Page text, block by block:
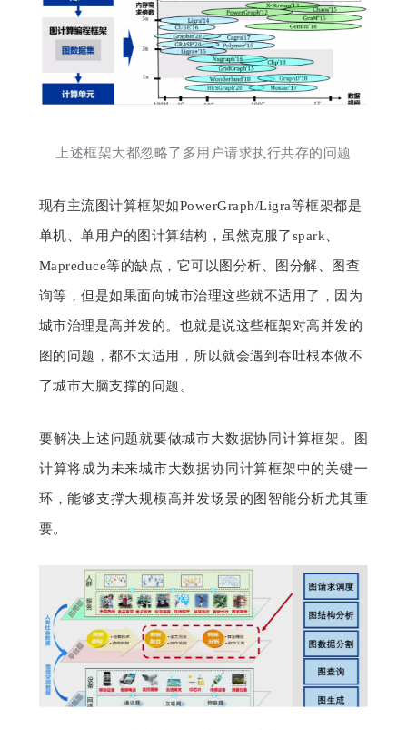
上述框架大都忽略了多用户请求执行共存的问题
现有主流图计算框架如PowerGraph/Ligra等框架都是
单机、单用户的图计算结构，虽然克服了spark、
Mapreduce等的缺点，它可以图分析、图分解、图查
询等，但是如果面向城市治理这些就不适用了，因为
城市治理是高并发的。也就是说这些框架对高并发的
图的问题，都不太适用，所以就会遇到吞吐根本做不
了城市大脑支撑的问题。
要解决上述问题就要做城市大数据协同计算框架。图
计算将成为未来城市大数据协同计算框架中的关键一
环，能够支撑大规模高并发场景的图智能分析尤其重
要。